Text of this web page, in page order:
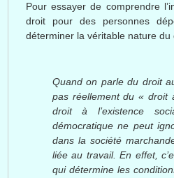
Pour essayer de comprendre
droit pour des personnes
déterminer la véritable nature du
Quand on parle du droit
pas réellement du « droit
droit à l’existence
démocratique ne peut
dans la société
liée au travail. En effet,
qui détermine les